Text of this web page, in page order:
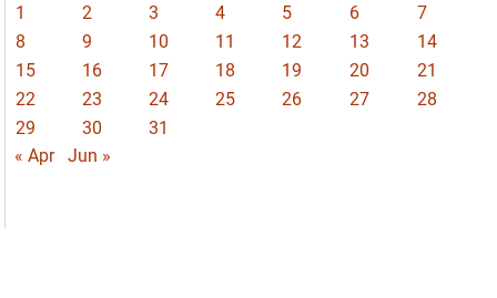
1 2 3 4 5 6
7
8
9 10 11 12 13
14
15
16 17 18 19 20
21
22
23 24 25 26 27
28
29
30
31
« Apr
Jun »